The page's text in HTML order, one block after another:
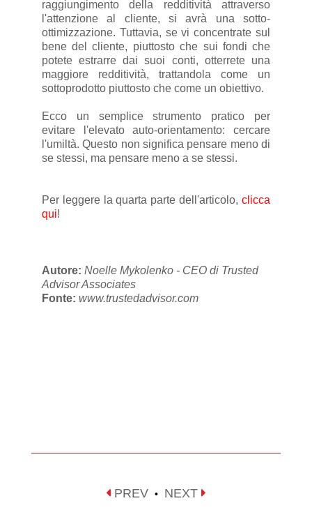
raggiungimento della redditività attraverso
l'attenzione al cliente, si avrà una sotto-
ottimizzazione. Tuttavia, se vi concentrate sul
bene del cliente, piuttosto che sui fondi che
potete estrarre dai suoi conti, otterrete una
maggiore redditività, trattandola come un
sottoprodotto piuttosto che come un obiettivo.
Ecco un semplice strumento pratico per
evitare l'elevato auto-orientamento: cercare
l'umiltà. Questo non significa pensare meno di
se stessi, ma pensare meno a se stessi.
Per leggere la quarta parte dell'articolo,clicca
qui!
Autore: Noelle Mykolenko - CEO di Trusted
Advisor Associates
Fonte: www.trustedadvisor.com
PREV • NEXT